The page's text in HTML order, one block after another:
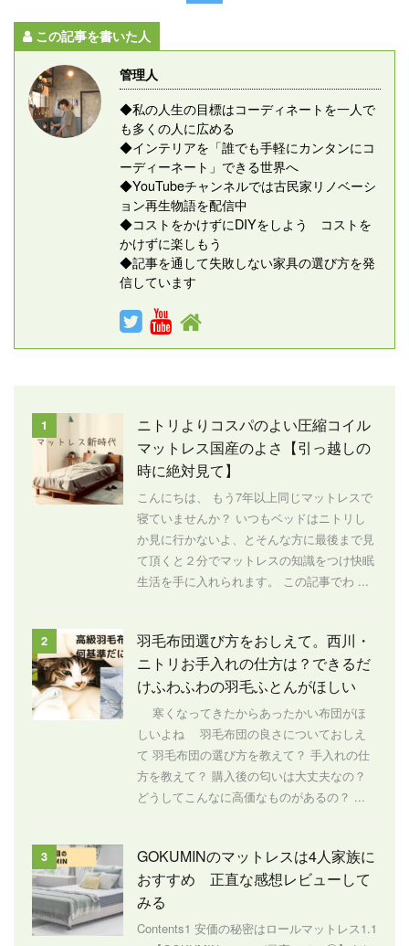
この記事を書いた人
管理人
◆私の人生の目標はコーディネートを一人で
も多くの人に広める
◆インテリアを「誰でも手軽にカンタンにコ
ーディーネート」できる世界へ
◆YouTubeチャンネルでは古民家リノベーシ
ョン再生物語を配信中
◆コストをかけずにDIYをしよう コストを
かけずに楽しもう
◆記事を通して失敗しない家具の選び方を発
信しています
1
ニトリよりコスパのよい圧縮コイル
マットレス国産のよさ【引っ越しの
時に絶対見て】
こんにちは、 もう7年以上同じマットレスで
寝ていませんか？ いつもベッドはニトリし
か見に行かないよ、とそんな方に最後まで見
て頂くと２分でマットレスの知識をつけ快眠
生活を手に入れられます。 この記事でわ ...
2
羽毛布団選び方をおしえて。西川・
ニトリお手入れの仕方は？できるだ
けふわふわの羽毛ふとんがほしい
寒くなってきたからあったかい布団がほ
しいよね 羽毛布団の良さについておしえ
て 羽毛布団の選び方を教えて？ 手入れの仕
方を教えて？ 購入後の匂いは大丈夫なの？
どうしてこんなに高価なものがあるの？ ...
3
GOKUMINのマットレスは4人家族に
おすすめ 正直な感想レビューして
みる
Contents1 安価の秘密はロールマットレス1.1